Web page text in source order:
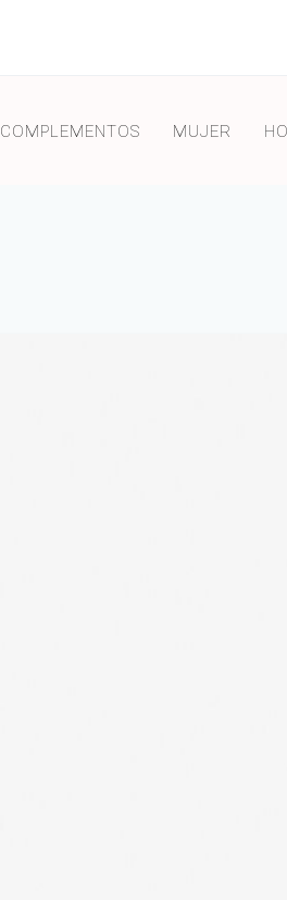
COMPLEMENTOS MUJER